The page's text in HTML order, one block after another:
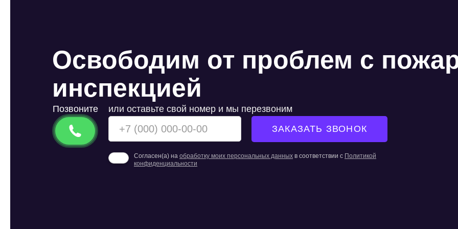
Освободим от проблем с
инспекцией
Позвоните или оставьте свой номер и мы перезвоним
Согласен(а) на обработку моих персональных данных в соответствии с Политикой
конфиденциальности